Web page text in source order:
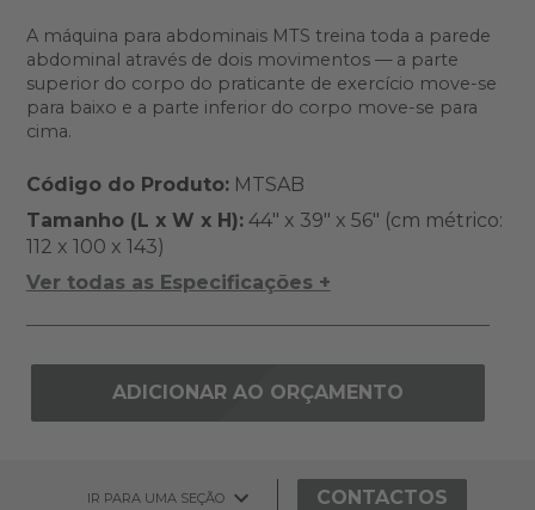
A máquina para abdominais MTS treina toda a parede
abdominal através de dois movimentos — a parte
superior do corpo do praticante de exercício move-se
para baixo e a parte inferior do corpo move-se para
cima.
Código do Produto:MTSAB
Tamanho (L x W x H):44" x 39" x 56" (cm métrico:
112 x 100 x 143)
Ver todas as Especificações +
ADICIONAR AO ORÇAMENTO
IR PARA UMA SEÇÃO CONTACTOS